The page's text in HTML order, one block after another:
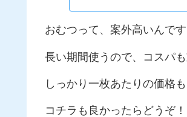
おむつって、案外高いんで
長い期間使うので、コスパ
しっかり一枚あたりの価格
コチラも良かったらどうぞ！